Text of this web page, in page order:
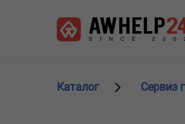
Каталог Сервиз